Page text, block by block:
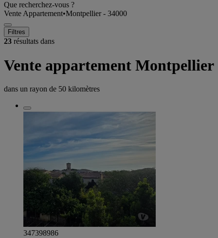
Que recherchez-vous ?
Vente Appartement•Montpellier - 34000
Filtres
23 résultats dans
Vente appartement Montpellier
dans un rayon de 50 kilomètres
347398986